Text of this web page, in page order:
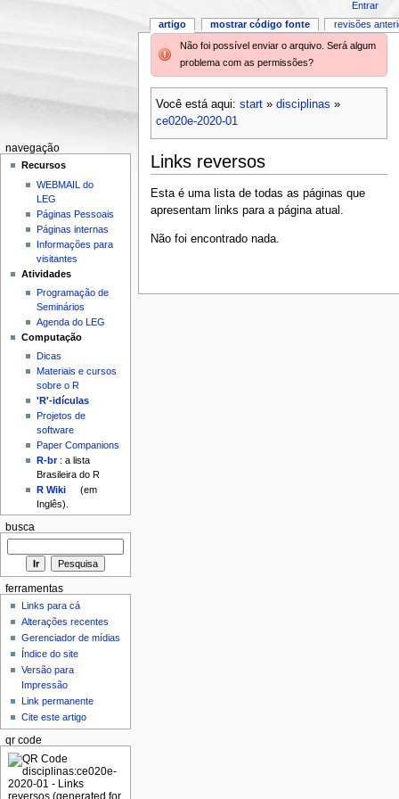
Não foi possível enviar o arquivo. Será algum
problema com as permissões?
Você está aqui: start» disciplinas »
ce020e-2020-01
Links reversos
Esta é uma lista de todas as páginas que
apresentam links para a página atual.
Não foi encontrado nada.
artigo mostrar código fonte revisões
Entrar
navegação
Recursos
WEBMAIL do
LEG
Páginas Pessoais
Páginas internas
Informações para
visitantes
Atividades
Programação de
Seminários
Agenda do LEG
Computação
Dicas
Materiais e cursos
sobre o R
'R'-idículas
Projetos de
software
Paper Companions
R-br: a lista
Brasileira do R
R Wiki
(em
Inglês).
busca
ferramentas
Links para cá
Alterações recentes
Gerenciador de mídias
Índice do site
Versão para
Impressão
Link permanente
Cite este artigo
qr code